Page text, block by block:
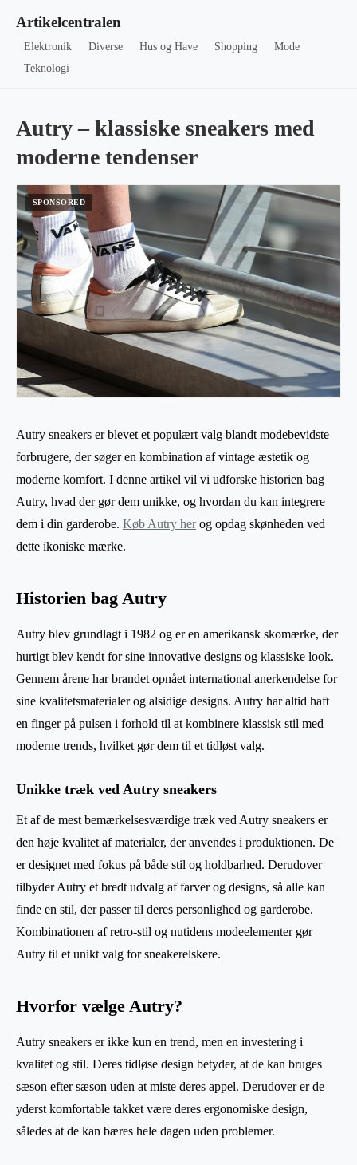
Artikelcentralen
Elektronik Diverse Hus og Have Shopping
Mode
Teknologi
Autry – klassiske sneakers med
moderne tendenser
Autry sneakers er blevet et populært valg blandt modebevidste
forbrugere, der søger en kombination af vintage æstetik og
moderne komfort. I denne artikel vil vi udforske historien bag
Autry, hvad der gør dem unikke, og hvordan du kan integrere
dem i din garderobe. Køb Autry herog opdag skønheden ved
dette ikoniske mærke.
Historien bag Autry
Autry blev grundlagt i 1982 og er en amerikansk skomærke, der
hurtigt blev kendt for sine innovative designs og klassiske look.
Gennem årene har brandet opnået international anerkendelse for
sine kvalitetsmaterialer og alsidige designs. Autry har altid haft
en finger på pulsen i forhold til at kombinere klassisk stil med
moderne trends, hvilket gør dem til et tidløst valg.
Unikke træk ved Autry sneakers
Et af de mest bemærkelsesværdige træk ved Autry sneakers er
den høje kvalitet af materialer, der anvendes i produktionen. De
er designet med fokus på både stil og holdbarhed. Derudover
tilbyder Autry et bredt udvalg af farver og designs, så alle kan
finde en stil, der passer til deres personlighed og garderobe.
Kombinationen af retro-stil og nutidens modeelementer gør
Autry til et unikt valg for sneakerelskere.
Hvorfor vælge Autry?
Autry sneakers er ikke kun en trend, men en investering i
kvalitet og stil. Deres tidløse design betyder, at de kan bruges
sæson efter sæson uden at miste deres appel. Derudover er de
yderst komfortable takket være deres ergonomiske design,
således at de kan bæres hele dagen uden problemer.